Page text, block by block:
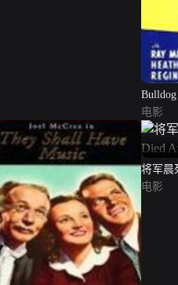
Bulldog
电影
将军晨
Dawn）
电影